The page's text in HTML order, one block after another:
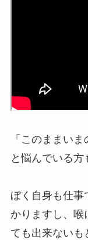
「このままい
と悩んでいる方
ぼく自身も仕事
かりますし、喉
ても出来ないも